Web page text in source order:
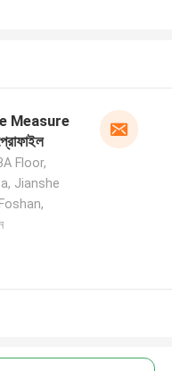
Measure
Floor,
Jianshe